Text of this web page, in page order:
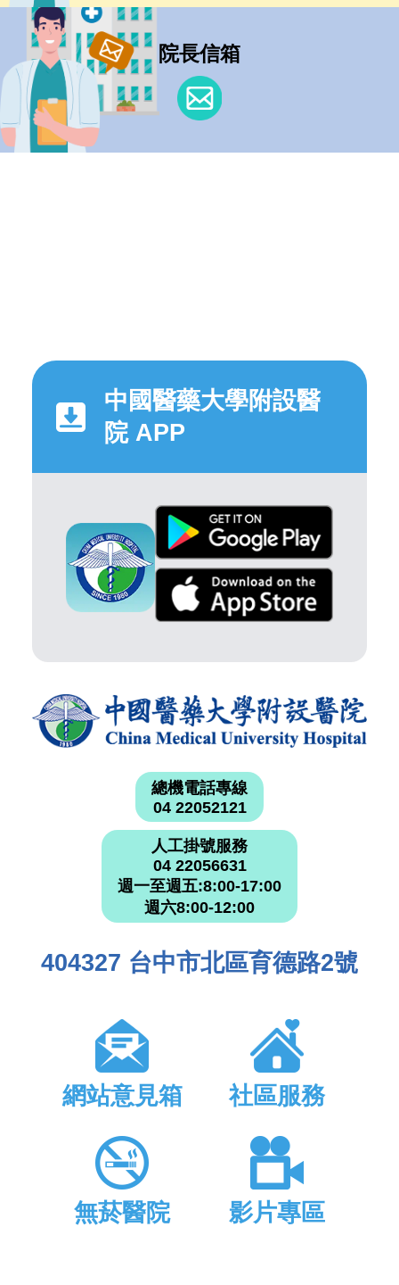
院長信箱
中國醫藥大學附設醫
院 APP
總機電話專線
04 22052121
人工掛號服務
04 22056631
週一至週五:8:00-17:00
週六8:00-12:00
404327 台中市北區育德路2號
網站意見箱 社區服務
無菸醫院 影片專區